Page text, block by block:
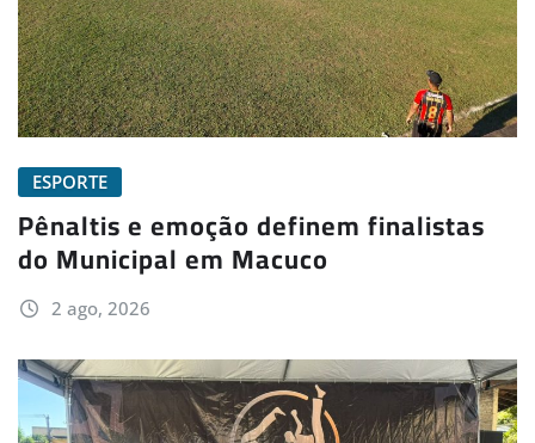
ESPORTE
Pênaltis e emoção definem finalistas
do Municipal em Macuco
2 ago, 2026